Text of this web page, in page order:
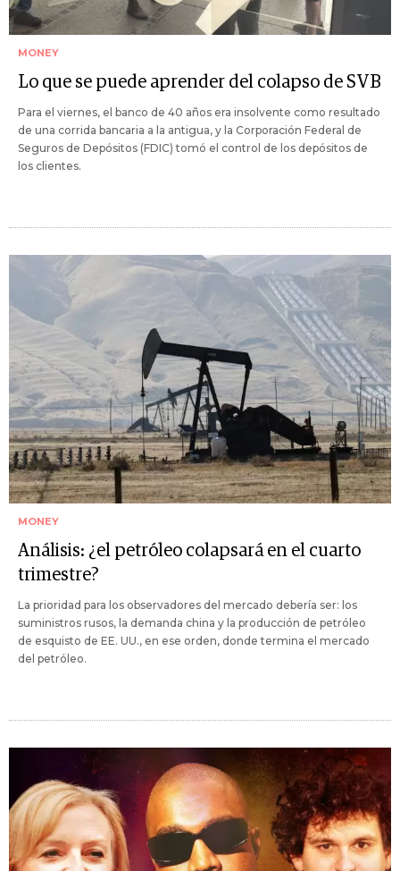
MONEY
Lo que se puede aprender del colapso de SVB
Para el viernes, el banco de 40 años era insolvente como resultado
de una corrida bancaria a la antigua, y la Corporación Federal de
Seguros de Depósitos (FDIC) tomó el control de los depósitos de
los clientes.
MONEY
Análisis: ¿el petróleo colapsará en el cuarto
trimestre?
La prioridad para los observadores del mercado debería ser: los
suministros rusos, la demanda china y la producción de petróleo
de esquisto de EE. UU., en ese orden, donde termina el mercado
del petróleo.